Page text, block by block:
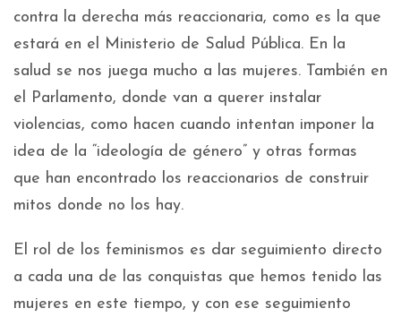
contra la derecha más reaccionaria, como es la que
estará en el Ministerio de Salud Pública. En la
salud se nos juega mucho a las mujeres. También en
el Parlamento, donde van a querer instalar
violencias, como hacen cuando intentan imponer la
idea de la “ideología de género” y otras formas
que han encontrado los reaccionarios de construir
mitos donde no los hay.
El rol de los feminismos es dar seguimiento directo
a cada una de las conquistas que hemos tenido las
mujeres en este tiempo, y con ese seguimiento